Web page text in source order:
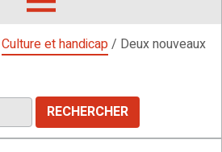
OUVRIR
MENU
Culture et handicap/ Deux nouveaux